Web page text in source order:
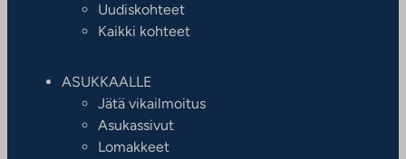
Uudiskohteet
Kaikki kohteet
ASUKKAALLE
Jätä vikailmoitus
Asukassivut
Lomakkeet